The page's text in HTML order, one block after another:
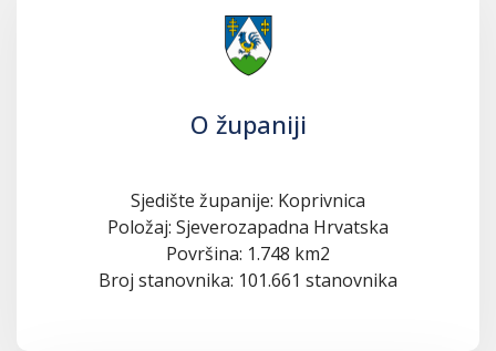
O županiji
Sjedište županije: Koprivnica
Položaj: Sjeverozapadna Hrvatska
Površina: 1.748 km2
Broj stanovnika: 101.661 stanovnika